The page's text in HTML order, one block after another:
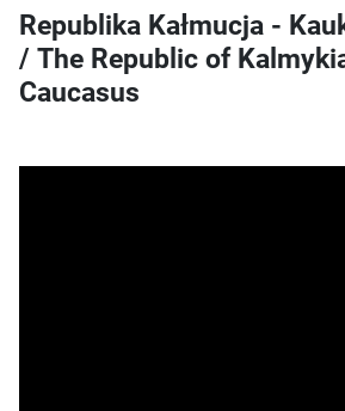
Republika Kałmucja -
/ The Republic of
Caucasus